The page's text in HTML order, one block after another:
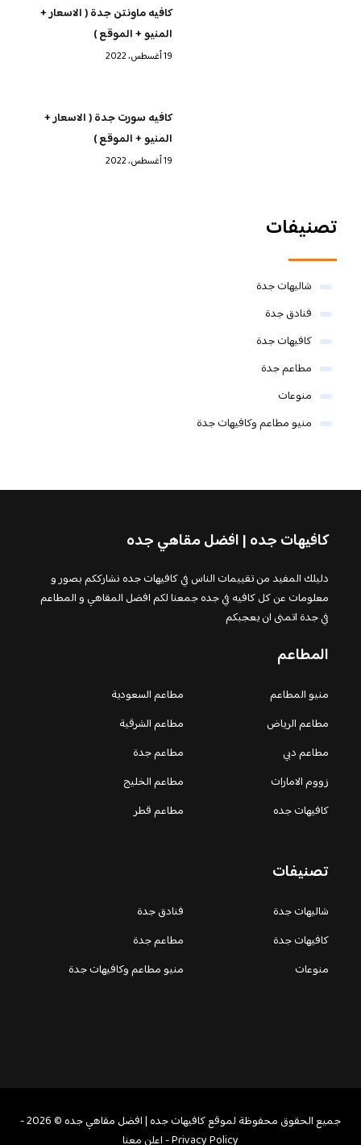
كافيه ماونتن جدة ( الاسعار +
المنيو + الموقع )
19 أغسطس، 2022
كافيه سورت جدة ( الاسعار +
المنيو + الموقع )
19 أغسطس، 2022
تصنيفات
شاليهات جدة
فنادق جدة
كافيهات جدة
مطاعم جدة
منوعات
منيو مطاعم وكافيهات جدة
كافيهات جده | افضل مقاهي جده
دليلك المفيد من تقييمات الناس في كافيهات جده نشارككم بصور و
معلومات عن كل كافيه في جده جمعنا لكم افضل المقاهي و المطاعم
في جدة اتمنى ان يعجبكم
المطاعم
منيو المطاعم
مطاعم السعودية
مطاعم الرياض
مطاعم الشرقية
مطاعم دبي
مطاعم جدة
زووم الامارات
مطاعم الخليج
كافيهات جده
مطاعم قطر
تصنيفات
شاليهات جدة
فنادق جدة
كافيهات جدة
مطاعم جدة
منوعات
منيو مطاعم وكافيهات جدة
جميع الحقوق محفوظة لموقع كافيهات جده | افضل مقاهي جده © 2026 -
Privacy Policy
-اعلن معنا